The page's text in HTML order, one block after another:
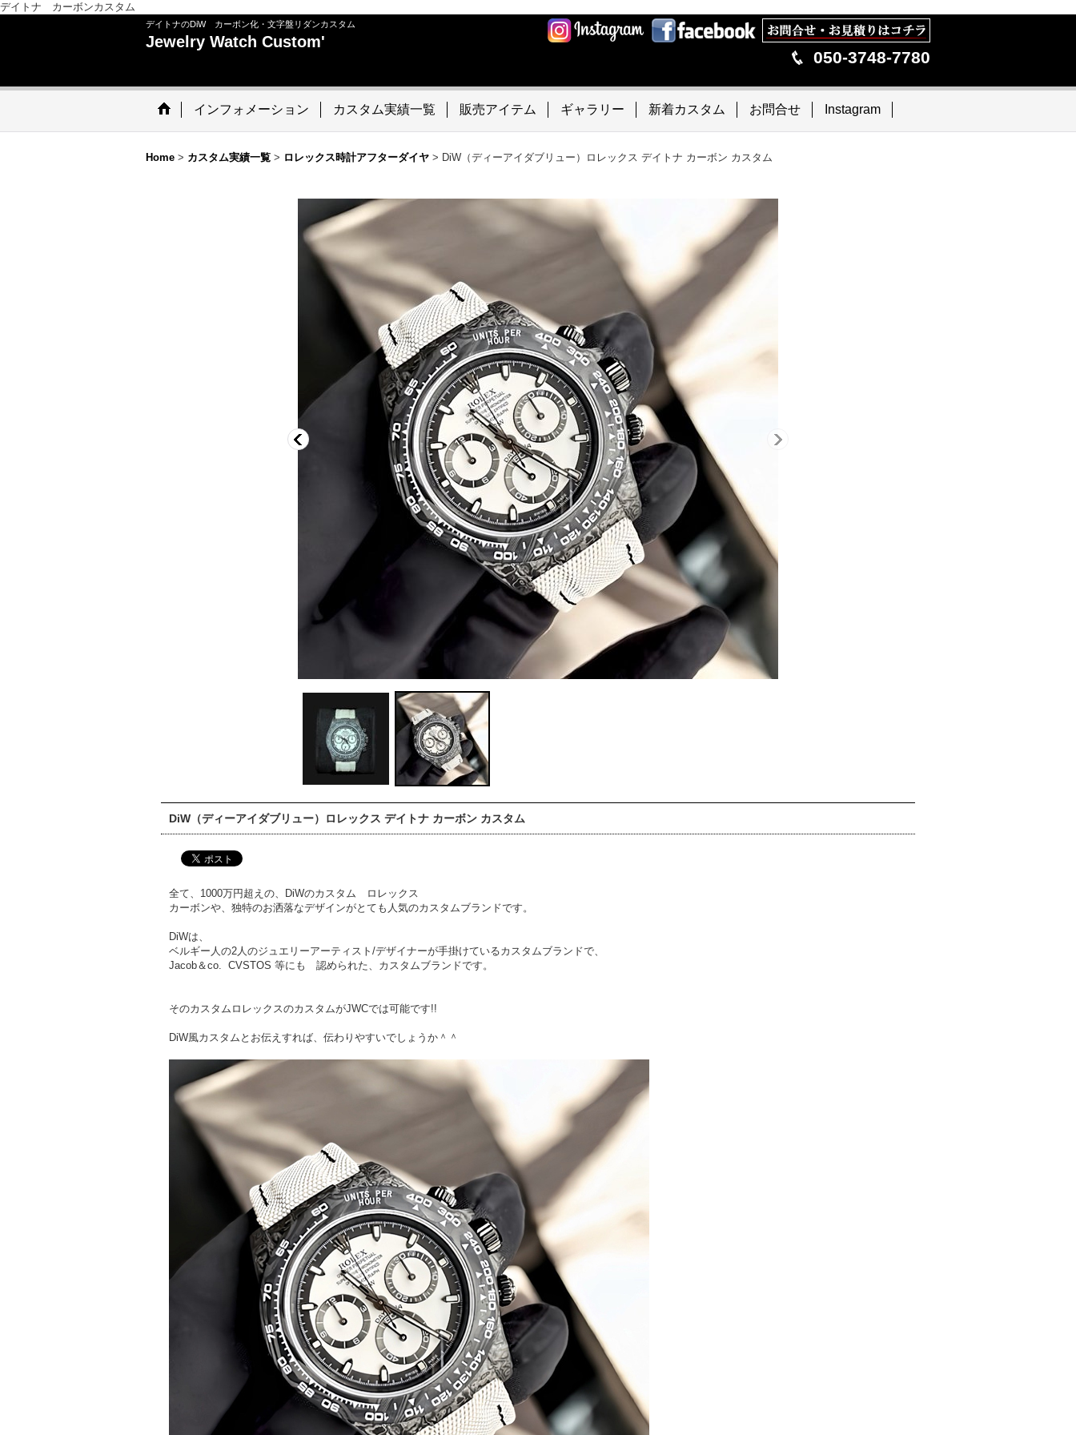
デイトナ カーボンカスタム
デイトナのDiW カーボン化・文字盤リダンカスタム
Jewelry Watch Custom'
050-3748-7780
インフォメーション カスタム実績一覧 販売アイテム ギャラリー 新着カスタム お問合せ Instagram
Home > カスタム実績一覧 > ロレックス時計アフターダイヤ > DiW（ディーアイダブリュー）ロレックス デイトナ カーボン カスタム
DiW（ディーアイダブリュー）ロレックス デイトナ カーボン カスタム
全て、1000万円超えの、DiWのカスタム ロレックス
カーボンや、独特のお洒落なデザインがとても人気のカスタムブランドです。
DiWは、
ベルギー人の2人のジュエリーアーティスト/デザイナーが手掛けているカスタムブランドで、
Jacob＆co. CVSTOS 等にも 認められた、カスタムブランドです。
そのカスタムロレックスのカスタムがJWCでは可能です!!
DiW風カスタムとお伝えすれば、伝わりやすいでしょうか＾＾